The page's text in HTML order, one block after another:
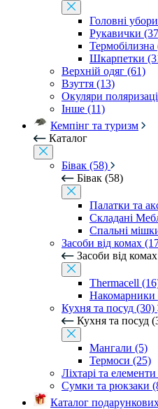
Головні
Рукавички
Термобілизна
Шкарпетки
Верхній одяг (61)
Взуття (13)
Окуляри
Інше (11)
Кемпінг та туризм
Каталог
Бівак (58)
Бівак (58)
Палатки та
Складані
Спальні
Засоби від комах
Засоби від
Thermacell
Накомарники
Кухня та посуд (30)
Кухня та посуд
Мангали (5)
Термоси (25)
Ліхтарі та
Сумки та рюкзаки
Каталог